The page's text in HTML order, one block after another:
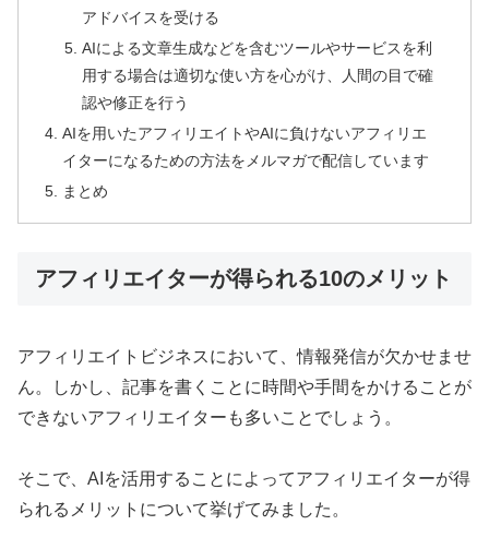
アドバイスを受ける
AIによる文章生成などを含むツールやサービスを利
用する場合は適切な使い方を心がけ、人間の目で確
認や修正を行う
AIを用いたアフィリエイトやAIに負けないアフィリエ
イターになるための方法をメルマガで配信しています
まとめ
アフィリエイターが得られる10のメリット
アフィリエイトビジネスにおいて、情報発信が欠かせませ
ん。しかし、記事を書くことに時間や手間をかけることが
できないアフィリエイターも多いことでしょう。
そこで、AIを活用することによってアフィリエイターが得
られるメリットについて挙げてみました。